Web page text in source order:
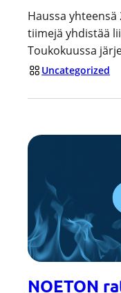
Haussa
tiimejä yhdistää
Toukokuussa
Uncategorized
NOETON